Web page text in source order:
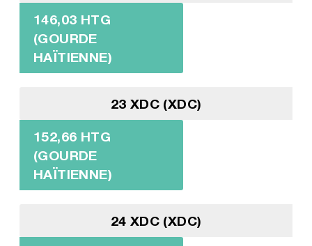
146,03 HTG
(GOURDE
HAÏTIENNE)
23 XDC (XDC)
152,66 HTG
(GOURDE
HAÏTIENNE)
24 XDC (XDC)